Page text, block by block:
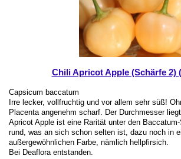
Chili Apricot Apple (Schärfe 2)
Capsicum baccatum
Irre lecker, vollfruchtig und vor allem sehr süß!
Placenta angenehm scharf. Der Durchmesser
Apricot Apple ist eine Rarität unter den
rund, was an sich schon selten ist, dazu noch in
außergewöhnlichen Farbe, nämlich hellpfirsich.
Bei Deaflora entstanden.